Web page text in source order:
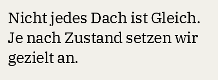
Nicht jedes Dach ist Gleich.
Je nach Zustand setzen wir
gezielt an.